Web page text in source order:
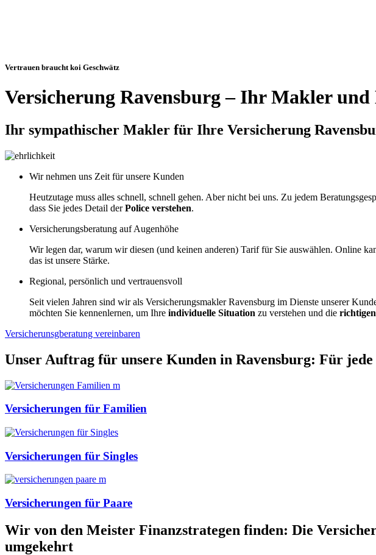
Vertrauen braucht koi Geschwätz
Versicherung Ravensburg – Ihr Makler
Ihr sympathischer Makler für Ihre Versicherung
Wir nehmen uns Zeit für unsere Kunden
Heutzutage muss alles schnell, schnell gehen. Aber nicht bei uns. Zu jedem
dass Sie jedes Detail derPolice verstehen.
Versicherungsberatung auf Augenhöhe
Wir legen dar, warum wir diesen (und keinen anderen) Tarif für Sie auswählen. Online
das ist unsere Stärke.
Regional, persönlich und vertrauensvoll
Seit vielen Jahren sind wir als Versicherungsmakler Ravensburg im Dienste unserer
möchten Sie kennenlernen, um Ihre individuelle Situation zu verstehen und die
Versicherunsgberatung vereinbaren
Unser Auftrag für unsere Kunden in Ravensburg: Für
Versicherungen für Familien
Versicherungen für Singles
Versicherungen für Paare
Wir von den Meister Finanzstrategen finden: Die
umgekehrt